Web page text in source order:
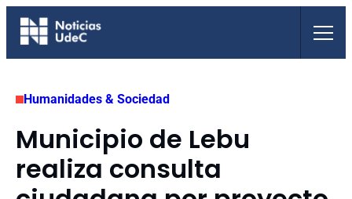
Saltar
Humanidades & Sociedad
Municipio de Lebu
realiza consulta